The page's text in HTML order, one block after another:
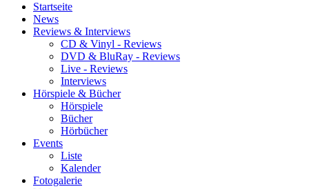
Startseite
News
Reviews & Interviews
CD & Vinyl - Reviews
DVD & BluRay - Reviews
Live - Reviews
Interviews
Hörspiele & Bücher
Hörspiele
Bücher
Hörbücher
Events
Liste
Kalender
Fotogalerie